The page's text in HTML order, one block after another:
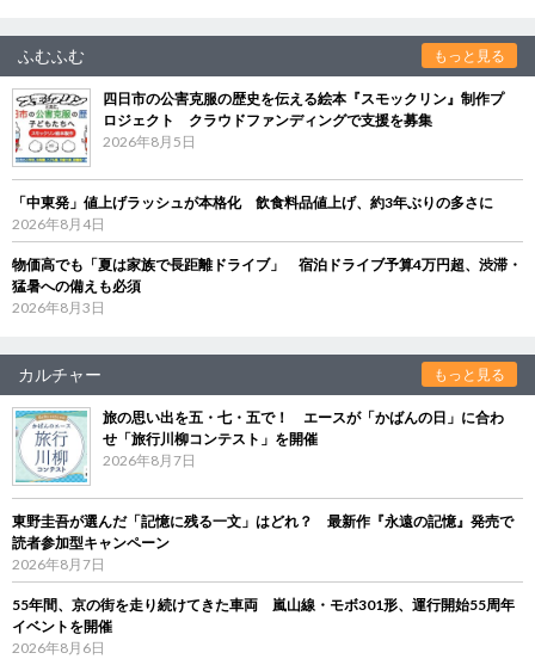
ふむふむ もっと見る
四日市の公害克服の歴史を伝える絵本『スモックリン』制作プ
ロジェクト クラウドファンディングで支援を募集
2026年8月5日
「中東発」値上げラッシュが本格化 飲食料品値上げ、約3年ぶりの多さに
2026年8月4日
物価高でも「夏は家族で長距離ドライブ」 宿泊ドライブ予算4万円超、渋滞・
猛暑への備えも必須
2026年8月3日
カルチャー もっと見る
旅の思い出を五・七・五で！ エースが「かばんの日」に合わ
せ「旅行川柳コンテスト」を開催
2026年8月7日
東野圭吾が選んだ「記憶に残る一文」はどれ？ 最新作『永遠の記憶』発売で
読者参加型キャンペーン
2026年8月7日
55年間、京の街を走り続けてきた車両 嵐山線・モボ301形、運行開始55周年
イベントを開催
2026年8月6日